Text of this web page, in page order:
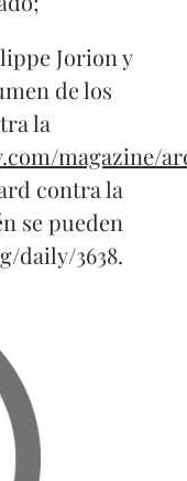
Jorion y
de los
la
magazine/
contra la
se pueden
daily/3638.